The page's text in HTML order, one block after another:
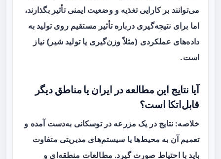
می‌توانند بر کارایی تغذیه و وضعیت ایمنی تأثیر بگذارند،
اما برای نتیجه‌گیری درباره تأثیر مستقیم روی تولید به
داده‌های عملکردی (مثلاً وزن‌گیری یا تولید شیر) نیاز
است.
آیا نتایج این مطالعه در ایران یا مناطق دیگر
قابل‌اتکا است؟
خلاصه: نتایج در یک مزرعه در توسکانی به‌دست آمده و
تعمیم آن به محیط‌ها یا سیستم‌های مدیریتی متفاوت
باید با احتیاط صورت گیرد. مطالعات منطقه‌ای و